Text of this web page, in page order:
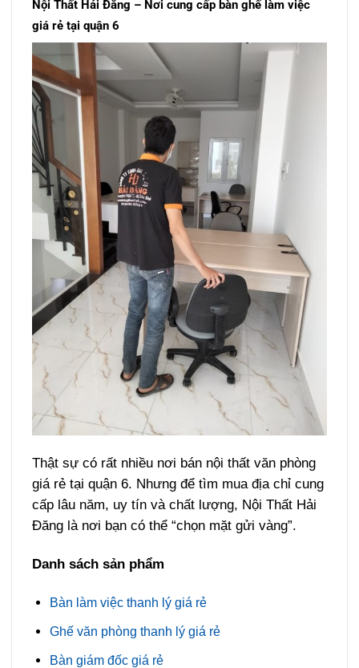
Nội Thất Hải Đăng – Nơi cung cấp bàn ghế làm việc
giá rẻ tại quận 6
Thật sự có rất nhiều nơi bán nội thất văn phòng
giá rẻ tại quận 6. Nhưng để tìm mua địa chỉ cung
cấp lâu năm, uy tín và chất lượng, Nội Thất Hải
Đăng là nơi bạn có thể “chọn mặt gửi vàng”.
Danh sách sản phẩm
Bàn làm việc thanh lý giá rẻ
Ghế văn phòng thanh lý giá rẻ
Bàn giám đốc giá rẻ